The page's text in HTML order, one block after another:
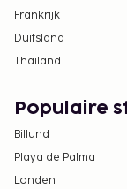
Frankrijk
Duitsland
Thailand
Populaire
Billund
Playa de Palma
Londen